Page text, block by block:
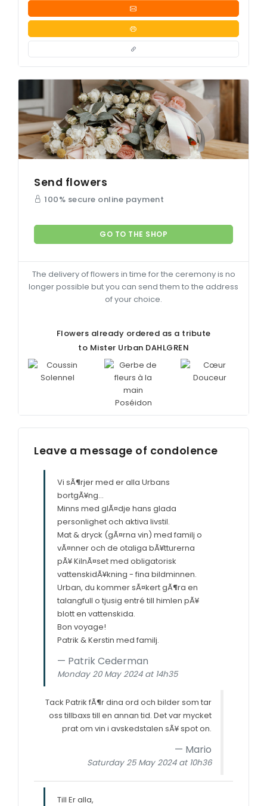
Send flowers
100% secure online payment
GO TO THE SHOP
The delivery of flowers in time for the ceremony is no
longer possible but you can send them to the address
of your choice.
Flowers already ordered as a tribute
to Mister Urban DAHLGREN
Leave a message of condolence
Vi sÃ¶rjer med er alla Urbans
bortgÃ¥ng...
Minns med glÃ¤dje hans glada
personlighet och aktiva livstil.
Mat & dryck (gÃ¤rna vin) med familj o
vÃ¤nner och de otaliga bÃ¥tturerna
pÃ¥ KilnÃ¤set med obligatorisk
vattenskidÃ¥kning - fina bildminnen.
Urban, du kommer sÃ¤kert gÃ¶ra en
talangfull o tjusig entré till himlen pÃ¥
blott en vattenskida.
Bon voyage!
Patrik & Kerstin med familj.
Patrik Cederman
Monday 20 May 2024 at 14h35
Tack Patrik fÃ¶r dina ord och bilder som tar
oss tillbaxs till en annan tid. Det var mycket
prat om vin i avskedstalen sÃ¥ spot on.
Mario
Saturday 25 May 2024 at 10h36
Till Er alla,